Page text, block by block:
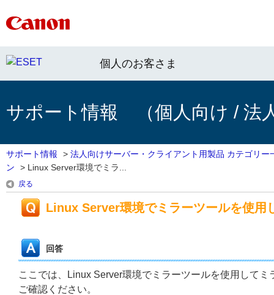
個人のお客さま
サポート情報 （個人向け / 法
サポート情報 > 法人向けサーバー・クライアント用製品 カテゴリー
ン
> Linux Server環境でミラ...
戻る
Linux Server環境でミラーツールを使用
回答
ここでは、Linux Server環境でミラーツールを使用して
ご確認ください。